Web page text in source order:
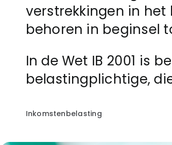
verstrekkingen in
behoren in beginsel
In de Wet IB 2001 is
belastingplichtige,
Inkomstenbelasting